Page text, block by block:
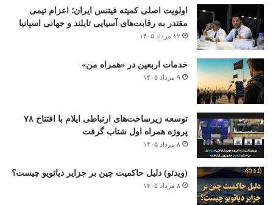
اولویت اصلی کمیته فیتنس ایران؛ اعزام تیمی
مقتدر به رقابت‌های آسیایی تایلند و جهانی اسپانیا
۱۲ مرداد ۱۴۰۵
خدمات اربعین در «همراه من»
۹ مرداد ۱۴۰۵
توسعه زیرساخت‌های ارتباطی ایلام با افتتاح ۷۸
پروژه همراه اول شتاب گرفت
۸ مرداد ۱۴۰۵
(ویدئو) دلیل حاکمیت چین بر جزایر دیائویو چیست؟
۸ مرداد ۱۴۰۵